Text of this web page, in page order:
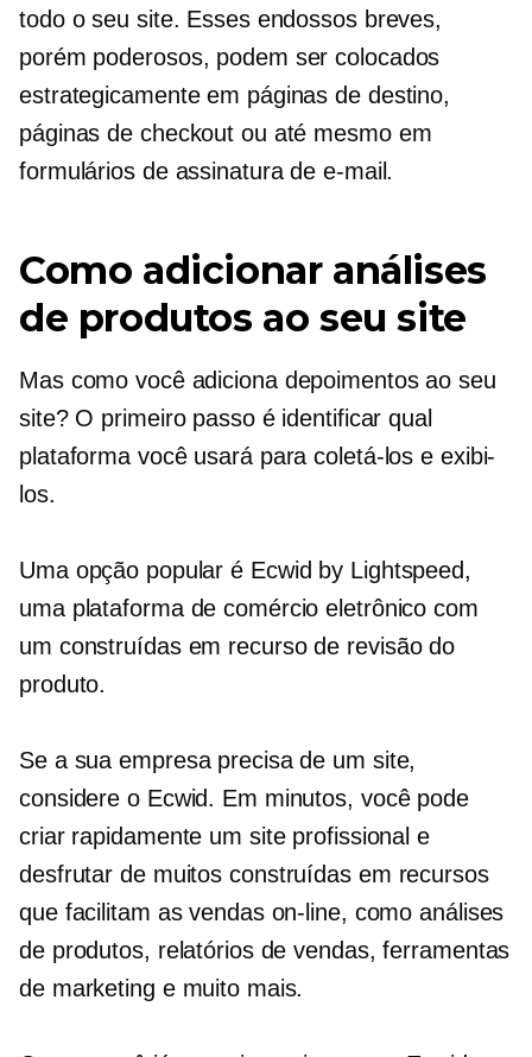
todo o seu site. Esses endossos breves,
porém poderosos, podem ser colocados
estrategicamente em páginas de destino,
páginas de checkout ou até mesmo em
formulários de assinatura de e-mail.
Como adicionar análises
de produtos ao seu site
Mas como você adiciona depoimentos ao seu
site? O primeiro passo é identificar qual
plataforma você usará para coletá-los e exibi-
los.
Uma opção popular é Ecwid by Lightspeed,
uma plataforma de comércio eletrônico com
um construídas em recurso de revisão do
produto.
Se a sua empresa precisa de um site,
considere o Ecwid. Em minutos, você pode
criar rapidamente um site profissional e
desfrutar de muitos construídas em recursos
que facilitam as vendas on-line, como análises
de produtos, relatórios de vendas, ferramentas
de marketing e muito mais.